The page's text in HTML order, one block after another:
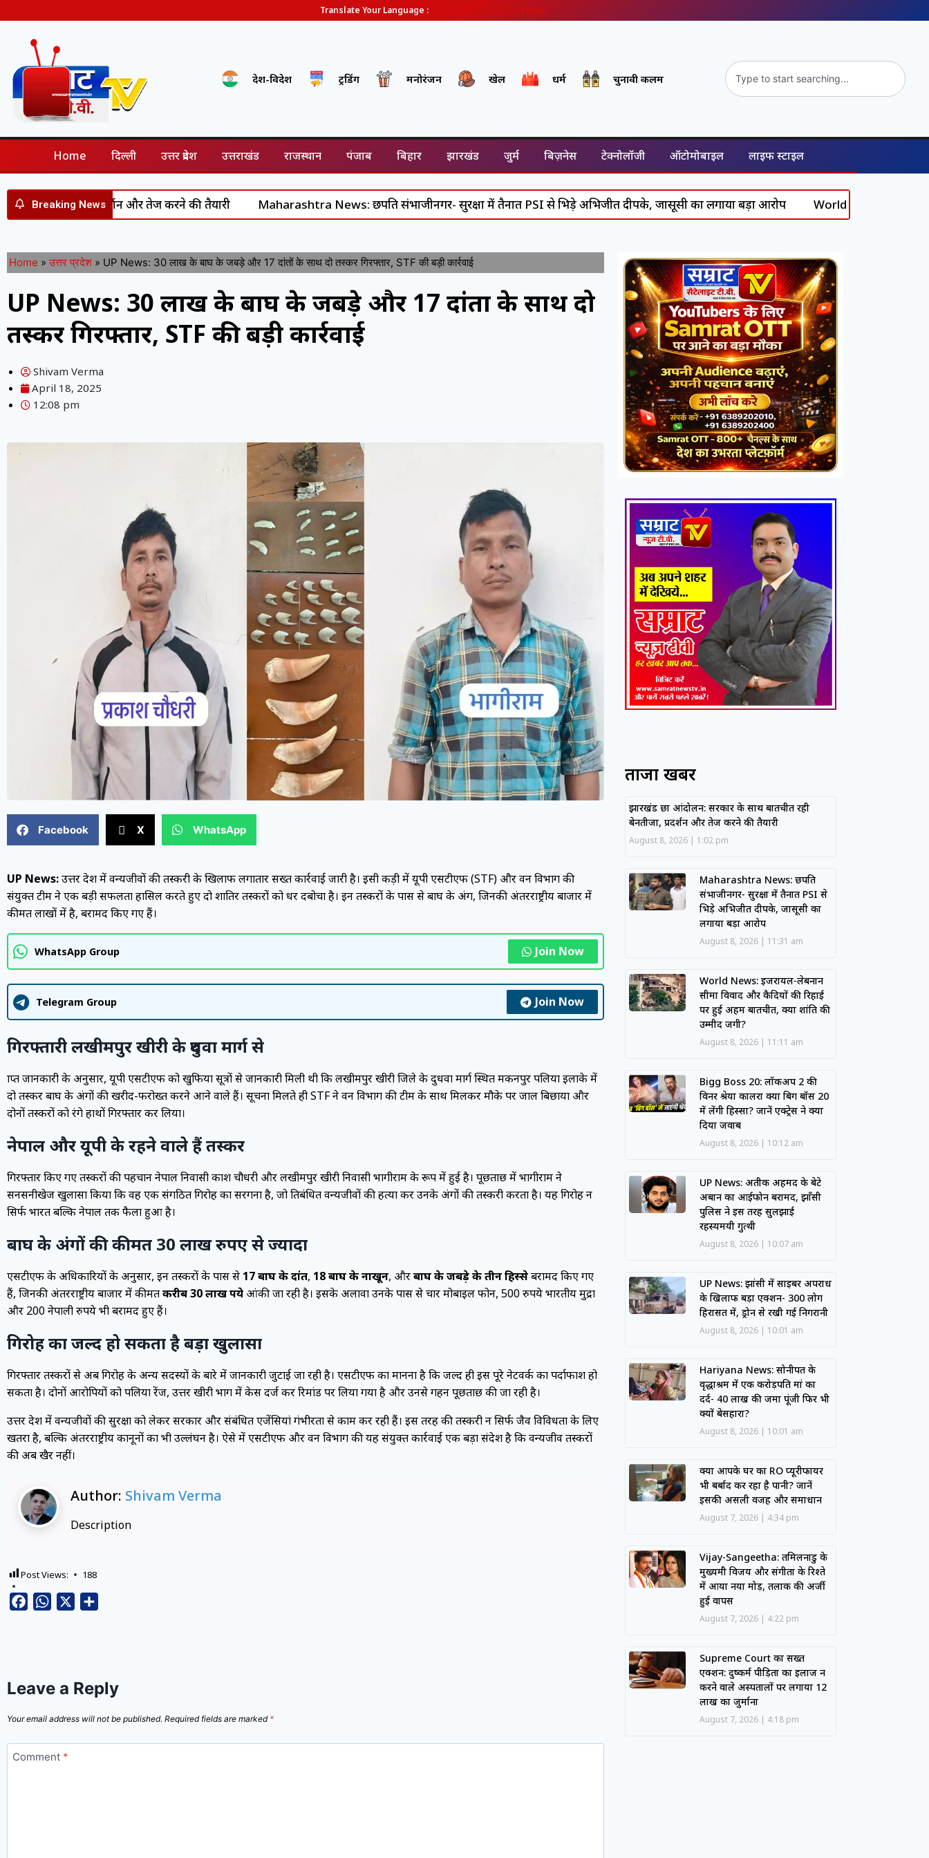
Translate Your Language : Hindi
देश-विदेश ट्रेंडिंग मनोरंजन खेल धर्म चुनावी कलम
Home दिल्ली उत्तर प्रदेश उत्तराखंड राजस्थान पंजाब बिहार झारखंड जुर्म बिज़नेस टेक्नोलॉजी ऑटोमोबाइल लाइफ स्टाइल
Breaking News
बेनतीजा, प्रदर्शन और तेज करने की तैयारी Maharashtra News: छत्रपति संभाजीनगर- सुरक्षा में तैनात PSI से भिड़े अभिजीत दीपके, जासूसी का लगाया बड़ा आरोप World News: इजरायल-लेबनान
Home » उत्तर प्रदेश » UP News: 30 लाख के बाघ के जबड़े और 17 दांतों के साथ दो तस्कर गिरफ्तार, STF की बड़ी कार्रवाई
UP News: 30 लाख के बाघ के जबड़े और 17 दांतों के साथ दो
तस्कर गिरफ्तार, STF की बड़ी कार्रवाई
Shivam Verma
April 18, 2025
12:08 pm
Facebook X WhatsApp
UP News:उत्तर प्रदेश में वन्यजीवों की तस्करी के खिलाफ लगातार सख्त कार्रवाई जारी है। इसी कड़ी में यूपी एसटीएफ (STF) और वन विभाग की
संयुक्त टीम ने एक बड़ी सफलता हासिल करते हुए दो शातिर तस्करों को धर दबोचा है। इन तस्करों के पास से बाघ के अंग, जिनकी अंतरराष्ट्रीय बाजार में
कीमत लाखों में है, बरामद किए गए हैं।
WhatsApp Group Join Now
Telegram Group Join Now
गिरफ्तारी लखीमपुर खीरी के दुधवा मार्ग से
प्राप्त जानकारी के अनुसार, यूपी एसटीएफ को खुफिया सूत्रों से जानकारी मिली थी कि लखीमपुर खीरी जिले के दुधवा मार्ग स्थित मकनपुर पलिया इलाके में
दो तस्कर बाघ के अंगों की खरीद-फरोख्त करने आने वाले हैं। सूचना मिलते ही STF ने वन विभाग की टीम के साथ मिलकर मौके पर जाल बिछाया और
दोनों तस्करों को रंगे हाथों गिरफ्तार कर लिया।
नेपाल और यूपी के रहने वाले हैं तस्कर
गिरफ्तार किए गए तस्करों की पहचान नेपाल निवासी प्रकाश चौधरी और लखीमपुर खीरी निवासी भागीराम के रूप में हुई है। पूछताछ में भागीराम ने
सनसनीखेज खुलासा किया कि वह एक संगठित गिरोह का सरगना है, जो प्रतिबंधित वन्यजीवों की हत्या कर उनके अंगों की तस्करी करता है। यह गिरोह न
सिर्फ भारत बल्कि नेपाल तक फैला हुआ है।
बाघ के अंगों की कीमत 30 लाख रुपए से ज्यादा
एसटीएफ के अधिकारियों के अनुसार, इन तस्करों के पास से 17 बाघ के दांत, 18 बाघ के नाखून, औरबाघ के जबड़े के तीन हिस्सेबरामद किए गए
हैं, जिनकी अंतरराष्ट्रीय बाजार में कीमतकरीब 30 लाख रुपये आंकी जा रही है। इसके अलावा उनके पास से चार मोबाइल फोन, 500 रुपये भारतीय मुद्रा
और 200 नेपाली रुपये भी बरामद हुए हैं।
गिरोह का जल्द हो सकता है बड़ा खुलासा
गिरफ्तार तस्करों से अब गिरोह के अन्य सदस्यों के बारे में जानकारी जुटाई जा रही है। एसटीएफ का मानना है कि जल्द ही इस पूरे नेटवर्क का पर्दाफाश हो
सकता है। दोनों आरोपियों को पलिया रेंज, उत्तर खीरी प्रभाग में केस दर्ज कर रिमांड पर लिया गया है और उनसे गहन पूछताछ की जा रही है।
उत्तर प्रदेश में वन्यजीवों की सुरक्षा को लेकर सरकार और संबंधित एजेंसियां गंभीरता से काम कर रही हैं। इस तरह की तस्करी न सिर्फ जैव विविधता के लिए
खतरा है, बल्कि अंतरराष्ट्रीय कानूनों का भी उल्लंघन है। ऐसे में एसटीएफ और वन विभाग की यह संयुक्त कार्रवाई एक बड़ा संदेश है कि वन्यजीव तस्करों
की अब खैर नहीं।
Author: Shivam Verma
Description
Post Views: 188
FacebookWhatsApp
Leave a Reply
Your email address will not be published. Required fields are marked *
Comment *
ताजा खबरें
झारखंड छात्र आंदोलन: सरकार के साथ बातचीत रही
बेनतीजा, प्रदर्शन और तेज करने की तैयारी
August 8, 2026 1:02 pm
Maharashtra News: छत्रपति
संभाजीनगर- सुरक्षा में तैनात PSI से
भिड़े अभिजीत दीपके, जासूसी का
लगाया बड़ा आरोप
August 8, 2026 11:31 am
World News: इजरायल-लेबनान
सीमा विवाद और कैदियों की रिहाई
पर हुई अहम बातचीत, क्या शांति की
उम्मीद जगी?
August 8, 2026 11:11 am
Bigg Boss 20: लॉकअप 2 की
विनर श्रेया कालरा क्या बिग बॉस 20
में लेंगी हिस्सा? जानें एक्ट्रेस ने क्या
दिया जवाब
August 8, 2026 10:12 am
UP News: अतीक अहमद के बेटे
अबान का आईफोन बरामद, झाँसी
पुलिस ने इस तरह सुलझाई
रहस्यमयी गुत्थी
August 8, 2026 10:07 am
UP News: झांसी में साइबर अपराध
के खिलाफ बड़ा एक्शन- 300 लोग
हिरासत में, ड्रोन से रखी गई निगरानी
August 8, 2026 10:01 am
Hariyana News: सोनीपत के
वृद्धाश्रम में एक करोड़पति मां का
दर्द- 40 लाख की जमा पूंजी फिर भी
क्यों बेसहारा?
August 8, 2026 10:01 am
क्या आपके घर का RO प्यूरीफायर
भी बर्बाद कर रहा है पानी? जानें
इसकी असली वजह और समाधान
August 7, 2026 4:34 pm
Vijay-Sangeetha: तमिलनाडु के
मुख्यमंत्री विजय और संगीता के रिश्ते
में आया नया मोड़, तलाक की अर्जी
हुई वापस
August 7, 2026 4:22 pm
Supreme Court का सख्त
एक्शन: दुष्कर्म पीड़िता का इलाज न
करने वाले अस्पतालों पर लगाया 12
लाख का जुर्माना
August 7, 2026 4:18 pm